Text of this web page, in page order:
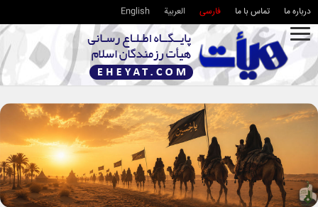
درباره ما تماس با ما فارسی العربية English